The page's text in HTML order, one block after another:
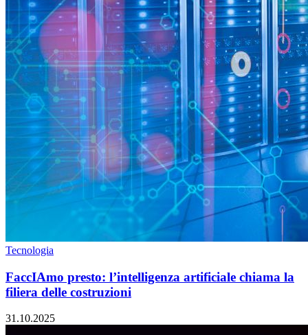
Tecnologia
FaccIAmo presto: l’intelligenza artificiale chiama la
filiera delle costruzioni
31.10.2025